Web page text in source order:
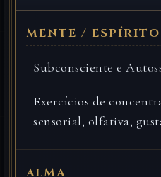
Subconsciente e
Exercícios de
sensorial, olfativa,